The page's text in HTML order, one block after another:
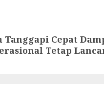
Tanggapi Cepat
Tetap